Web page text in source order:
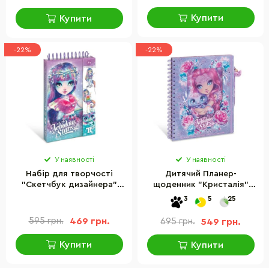
Купити Купити
-22%
У наявності
Набір для творчості
"Скетчбук дизайнера"
595 грн. 469 грн.
Купити
-22%
У наявності
Дитячий Планер-
щоденник "Кристалія"
Nebulous Stars 12524, 1164
наліпки
3 5 25
695 грн. 549 грн.
Купити